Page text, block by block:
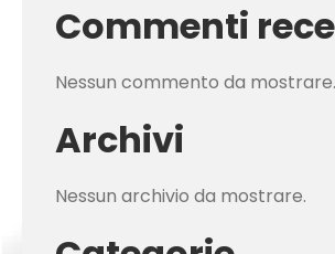
Commenti
Nessun commento da mostrare.
Archivi
Nessun archivio da mostrare.